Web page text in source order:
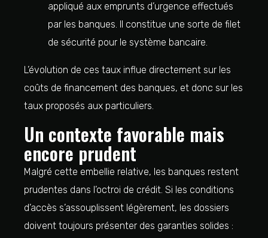
appliqué aux emprunts d’urgence effectués
par les banques. Il constitue une sorte de filet
de sécurité pour le système bancaire.
L’évolution de ces taux influe directement sur les
coûts de financement des banques, et donc sur les
taux proposés aux particuliers.
Un contexte favorable mais
encore prudent
Malgré cette embellie relative, les banques restent
prudentes dans l’octroi de crédit. Si les conditions
d’accès s’assouplissent légèrement, les dossiers
doivent toujours présenter des garanties solides :